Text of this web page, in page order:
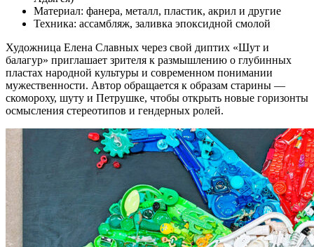
Материал: фанера, металл, пластик, акрил и другие
Техника: ассамбляж, заливка эпоксидной смолой
Художница Елена Славных через свой диптих «Шут и
балагур» приглашает зрителя к размышлению о глубинных
пластах народной культуры и современном понимании
мужественности. Автор обращается к образам старины —
скомороху, шуту и Петрушке, чтобы открыть новые горизонты
осмысления стереотипов и гендерных ролей.